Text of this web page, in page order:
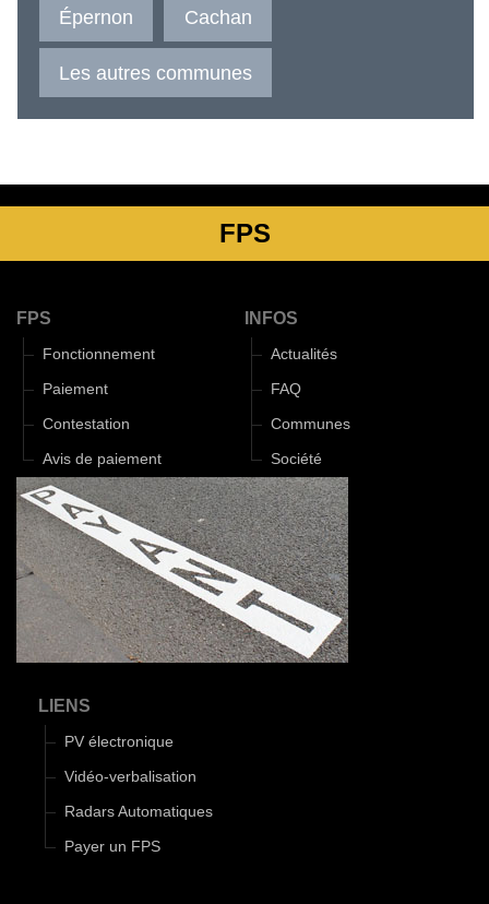
Épernon Cachan
Les autres communes
FPS
FPS
Fonctionnement
Paiement
Contestation
Avis de paiement
INFOS
Actualités
FAQ
Communes
Société
LIENS
PV électronique
Vidéo-verbalisation
Radars Automatiques
Payer un FPS